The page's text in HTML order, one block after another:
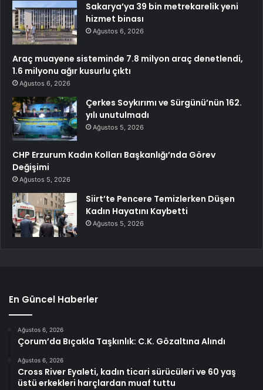
Sakarya’ya 39 bin metrekarelik yeni
hizmet binası
Ağustos 6, 2026
Araç muayene sisteminde 7.8 milyon araç denetlendi,
1.6 milyonu ağır kusurlu çıktı
Ağustos 6, 2026
Çerkes Soykırımı ve Sürgünü’nün 162.
yılı unutulmadı
Ağustos 5, 2026
CHP Erzurum Kadın Kolları Başkanlığı’nda Görev
Değişimi
Ağustos 5, 2026
Siirt’te Pencere Temizlerken Düşen
Kadın Hayatını Kaybetti
Ağustos 5, 2026
En Güncel Haberler
Ağustos 6, 2026
Çorum’da Bıçakla Taşkınlık: C.K. Gözaltına Alındı
Ağustos 6, 2026
Cross River Eyaleti, kadın ticari sürücüleri ve 60 yaş
üstü erkekleri harçlardan muaf tuttu